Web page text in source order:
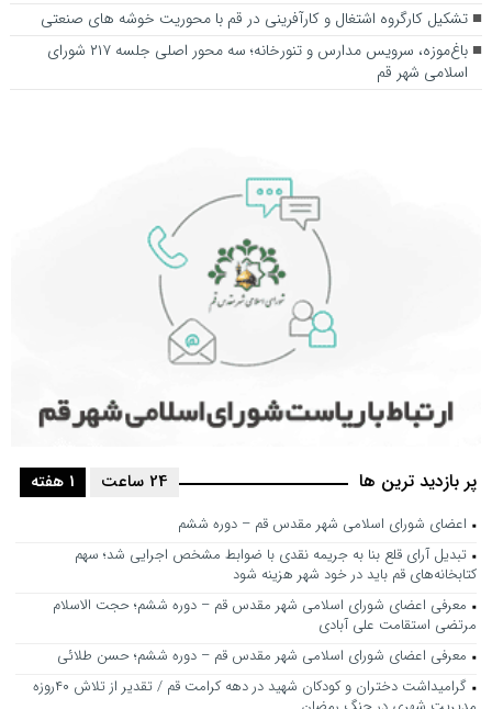
تشکیل کارگروه اشتغال و کارآفرینی در قم با محوریت خوشه های صنعتی
باغ‌موزه، سرویس مدارس و تنورخانه؛ سه محور اصلی جلسه ۲۱۷ شورای
اسلامی شهر قم
پر بازدید ترین ها 1 هفته 24 ساعت
اعضای شورای اسلامی شهر مقدس قم – دوره ششم
تبدیل آرای قلع بنا به جریمه نقدی با ضوابط مشخص اجرایی شد؛ سهم
کتابخانه‌های قم باید در خود شهر هزینه شود
معرفی اعضای شورای اسلامی شهر مقدس قم – دوره ششم؛ حجت الاسلام
مرتضی استقامت علی آبادی
معرفی اعضای شورای اسلامی شهر مقدس قم – دوره ششم؛ حسن طلائی
گرامیداشت دختران و کودکان شهید در دهه کرامت قم / تقدیر از تلاش ۴۰روزه